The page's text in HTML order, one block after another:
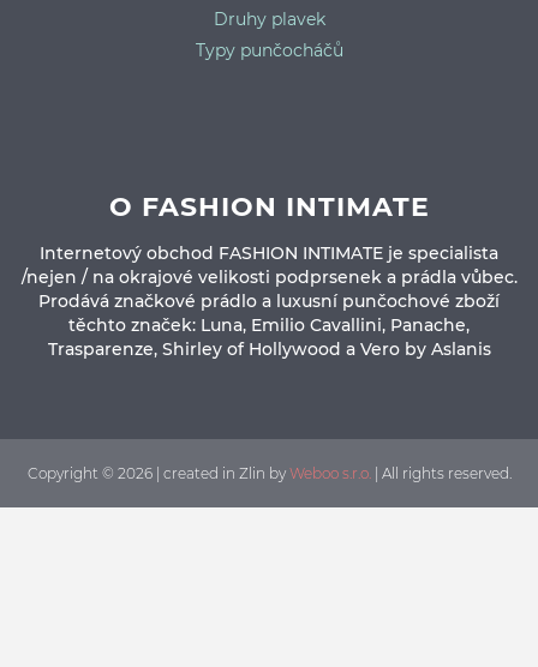
Druhy plavek
Typy punčocháčů
O FASHION INTIMATE
Internetový obchod FASHION INTIMATE je specialista
/nejen / na okrajové velikosti podprsenek a prádla vůbec.
Prodává značkové prádlo a luxusní punčochové zboží
těchto značek: Luna, Emilio Cavallini, Panache,
Trasparenze, Shirley of Hollywood a Vero by Aslanis
Copyright © 2026 | created in Zlin by Weboo s.r.o. | All rights reserved.